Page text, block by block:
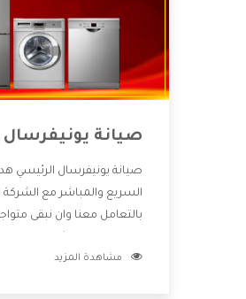
صيانة يونيفرسال
صيانة يونيفرسال الرئيسي
السريع والمباشر مع
بالتعامل معنا وان نبقى
للعميل وان يستمتع بالخدمات
مشاهدة المزيد